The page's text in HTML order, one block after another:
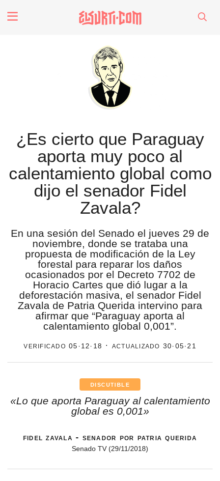
Futuros
Soberanas
Oligarquía
Despacio Sonoro
especiales
estronismo climático
escuelas fumigadas
historia de las mujeres
patria contratista
plan del terror
surti impreso
¿Es cierto que Paraguay
aporta muy poco al
calentamiento global como
dijo el senador Fidel
Zavala?
En una sesión del Senado el jueves 29 de
noviembre, donde se trataba una
propuesta de modificación de la Ley
forestal para reparar los daños
ocasionados por el Decreto 7702 de
Horacio Cartes que dió lugar a la
deforestación masiva, el senador Fidel
Zavala de Patria Querida intervino para
afirmar que “Paraguay aporta al
calentamiento global 0,001”.
verificado 05·12·18 · actualizado 30·05·21
DISCUTIBLE
«Lo que aporta Paraguay al calentamiento
global es 0,001»
fidel zavala - senador por patria querida
Senado TV (29/11/2018)